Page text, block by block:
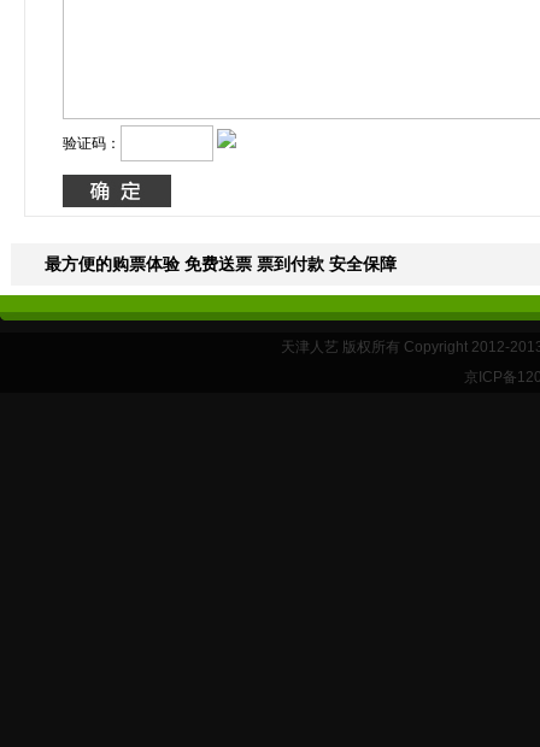
验证码：
最方便的购票体验 免费送票 票到付款 安全保障
天津人艺 版权所有 Copyright 2012-
京ICP备